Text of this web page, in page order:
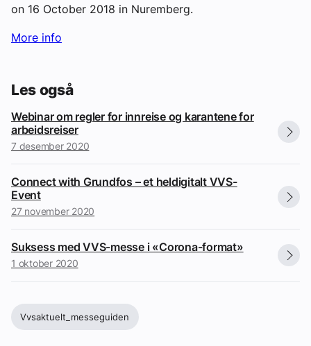
on 16 October 2018 in Nuremberg.
More info
Les også
Webinar om regler for innreise og karantene for
arbeidsreiser
7 desember 2020
Connect with Grundfos – et heldigitalt VVS-
Event
27 november 2020
Suksess med VVS-messe i «Corona-format»
1 oktober 2020
Vvsaktuelt_messeguiden